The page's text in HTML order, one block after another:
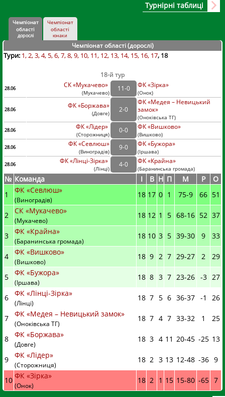
Турнірні таблиці
Чемпіонат
області
дорослі
Чемпіонат
області
юнаки
Чемпіонат області (дорослі)
Тури: 1 2 3 4 5 6 7 8 9 10 11 12 13 14 15 16 17 18
18-й тур
28.06 СК «Мукачево»
(Мукачево)
11-0 ФК «Зірка»
(Онок)
28.06
ФК «Боржава»
(Довге)
2-0
ФК «Медея – Невицький
замок»
(Оноківська ТГ)
28.06
ФК «Лідер»
(Сторожниця)
0-0 ФК «Вишково»
(Вишково)
28.06
ФК «Севлюш»
(Виноградів)
9-0 ФК «Бужора»
(Іршава)
28.06
ФК «Лінці-Зірка»
(Лінці)
4-0 ФК «Крайна»
(Баранинська громада)
№ Команда I В Н П М Р
О
1
ФК «Севлюш»
(Виноградів)
18 17 0 1 75-9 66 51
2 СК «Мукачево»
(Мукачево)
18 12 1 5 68-16 52 37
3 ФК «Крайна»
(Баранинська громада)
18 10 3 5 39-30 9 33
4 ФК «Вишково»
(Вишково)
18 9 2 7 29-27 2 29
5 ФК «Бужора»
(Іршава)
18 8 3 7 23-26 -3 27
6 ФК «Лінці-Зірка»
(Лінці)
18 7 5 6 36-37 -1 26
7 ФК «Медея – Невицький замок»
(Оноківська ТГ)
18 7 4 7 33-32 1 25
8 ФК «Боржава»
(Довге)
18 3 4 11 20-45 -25 13
9 ФК «Лідер»
(Сторожниця)
18 2 3 13 12-48 -36 9
10 ФК «Зірка»
(Онок)
18 2 1 15 15-80 -65 7